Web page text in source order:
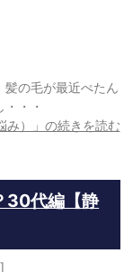
髪の毛が最近ぺたん
・・
み）」の続きを読む
30代編【静
]